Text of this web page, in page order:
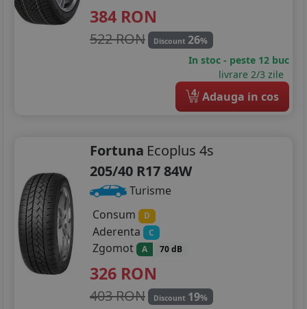
384 RON
522 RON Discount 26%
In stoc - peste 12 buc
livrare 2/3 zile
4 Adauga in cos
Fortuna Ecoplus 4s
205/40 R17 84W
Turisme
Consum
D
Aderenta C
Zgomot A 70 dB
326 RON
403 RON Discount 19%